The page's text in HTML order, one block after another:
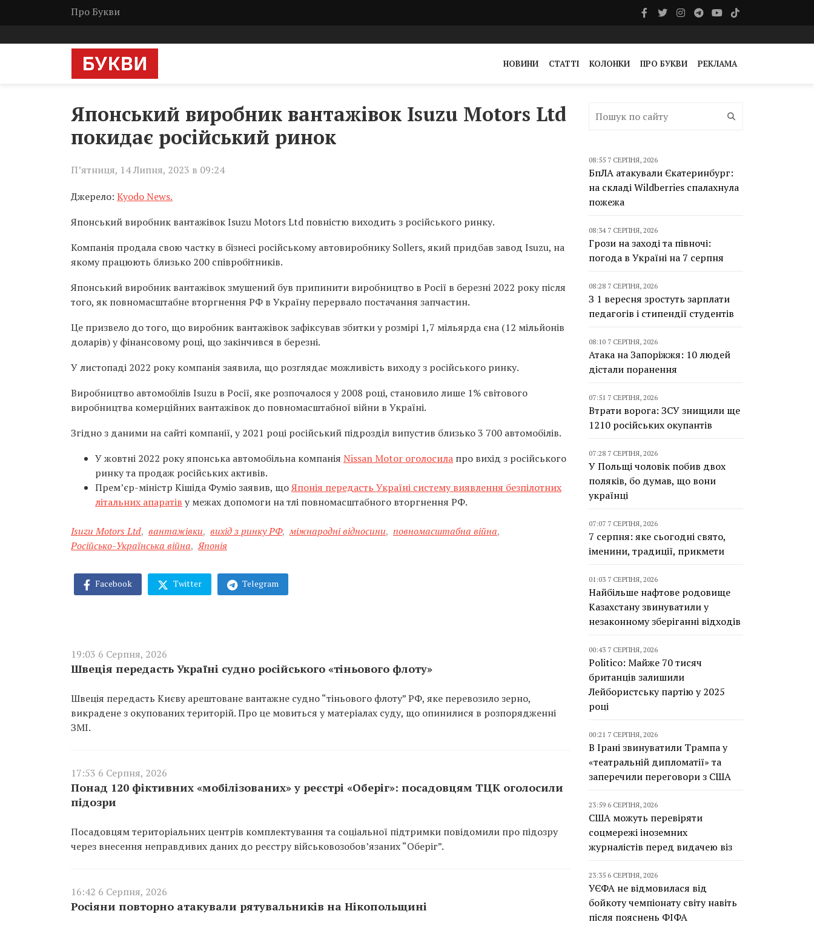
Про Букви
НОВИНИ СТАТТІ КОЛОНКИ ПРО БУКВИ РЕКЛАМА
Японський виробник вантажівок Isuzu Motors Ltd
покидає російський ринок
П’ятниця, 14 Липня, 2023 в 09:24
Джерело: Kyodo News.
Японський виробник вантажівок Isuzu Motors Ltd повністю виходить з російського ринку.
Компанія продала свою частку в бізнесі російському автовиробнику Sollers, який придбав завод Isuzu, на
якому працюють близько 200 співробітників.
Японський виробник вантажівок змушений був припинити виробництво в Росії в березні 2022 року після
того, як повномасштабне вторгнення РФ в Україну перервало постачання запчастин.
Це призвело до того, що виробник вантажівок зафіксував збитки у розмірі 1,7 мільярда єна (12 мільйонів
доларів) у фінансовому році, що закінчився в березні.
У листопаді 2022 року компанія заявила, що розглядає можливість виходу з російського ринку.
Виробництво автомобілів Isuzu в Росії, яке розпочалося у 2008 році, становило лише 1% світового
виробництва комерційних вантажівок до повномасштабної війни в Україні.
Згідно з даними на сайті компанії, у 2021 році російський підрозділ випустив близько 3 700 автомобілів.
У жовтні 2022 року японська автомобільна компанія Nissan Motor оголосила про вихід з російського
ринку та продаж російських активів.
Прем’єр-міністр Кішіда Фуміо заявив, щоЯпонія передасть Україні систему виявлення безпілотних
літальних апаратів у межах допомоги на тлі повномасштабного вторгнення РФ.
Isuzu Motors Ltd, вантажівки, вихід з ринку РФ, міжнародні відносини, повномасштабна війна,
Російсько-Українська війна, Японія
Facebook Twitter Telegram
19:03 6 Серпня, 2026
Швеція передасть Україні судно російського «тіньового флоту»
Швеція передасть Києву арештоване вантажне судно “тіньового флоту” РФ, яке перевозило зерно,
викрадене з окупованих територій. Про це мовиться у матеріалах суду, що опинилися в розпорядженні
ЗМІ.
17:53 6 Серпня, 2026
Понад 120 фіктивних «мобілізованих» у реєстрі «Оберіг»: посадовцям ТЦК оголосили
підозри
Посадовцям територіальних центрів комплектування та соціальної підтримки повідомили про підозру
через внесення неправдивих даних до реєстру військовозобов’язаних “Оберіг”.
16:42 6 Серпня, 2026
Росіяни повторно атакували рятувальників на Нікопольщині
08:55 7 СЕРПНЯ, 2026
БпЛА атакували Єкатеринбург:
на складі Wildberries спалахнула
пожежа
08:34 7 СЕРПНЯ, 2026
Грози на заході та півночі:
погода в Україні на 7 серпня
08:28 7 СЕРПНЯ, 2026
З 1 вересня зростуть зарплати
педагогів і стипендії студентів
08:10 7 СЕРПНЯ, 2026
Атака на Запоріжжя: 10 людей
дістали поранення
07:51 7 СЕРПНЯ, 2026
Втрати ворога: ЗСУ знищили ще
1210 російських окупантів
07:28 7 СЕРПНЯ, 2026
У Польщі чоловік побив двох
поляків, бо думав, що вони
українці
07:07 7 СЕРПНЯ, 2026
7 серпня: яке сьогодні свято,
іменини, традиції, прикмети
01:03 7 СЕРПНЯ, 2026
Найбільше нафтове родовище
Казахстану звинуватили у
незаконному зберіганні відходів
00:43 7 СЕРПНЯ, 2026
Politico: Майже 70 тисяч
британців залишили
Лейбористську партію у 2025
році
00:21 7 СЕРПНЯ, 2026
В Ірані звинуватили Трампа у
«театральній дипломатії» та
заперечили переговори з США
23:59 6 СЕРПНЯ, 2026
США можуть перевіряти
соцмережі іноземних
журналістів перед видачею віз
23:35 6 СЕРПНЯ, 2026
УЄФА не відмовилася від
бойкоту чемпіонату світу навіть
після пояснень ФІФА